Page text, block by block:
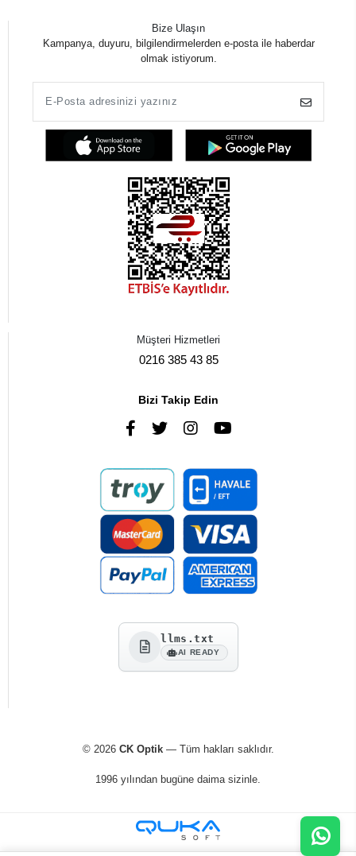
Bize Ulaşın
Kampanya, duyuru, bilgilendirmelerden e-posta ile haberdar
olmak istiyorum.
Müşteri Hizmetleri
0216 385 43 85
Bizi Takip Edin
llms.txt
AI READY
© 2026 CK Optik— Tüm hakları saklıdır.
1996 yılından bugüne daima sizinle.